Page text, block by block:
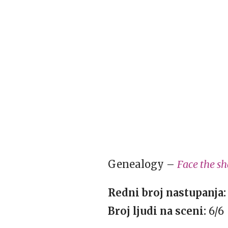
Genealogy – Face the
Redni broj nastupanja:
Broj ljudi na sceni: 6/6